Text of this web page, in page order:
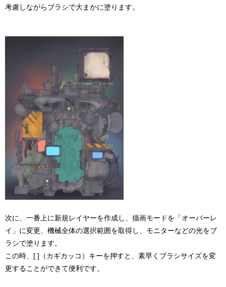
考慮しながらブラシで大まかに塗ります。
次に、一番上に新規レイヤーを作成し、描画モードを「オーバーレ
イ」に変更、機械全体の選択範囲を取得し、モニターなどの光をブ
ラシで塗ります。
この時、[ ]（カギカッコ）キーを押すと、素早くブラシサイズを変
更することができて便利です。